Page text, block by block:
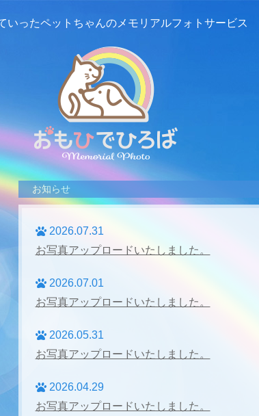
いったペットちゃんの メモリアルフォトサービス
お知らせ
2026.07.31
お写真アップロードいたしました。
2026.07.01
お写真アップロードいたしました。
2026.05.31
お写真アップロードいたしました。
2026.04.29
お写真アップロードいたしました。